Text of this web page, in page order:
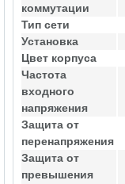
коммутации
Тип сети
Установка
Цвет корпуса
Частота
входного
напряжения
Защита от
перенапряжения
Защита от
превышения